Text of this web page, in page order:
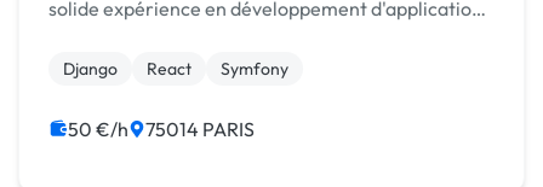
solide expérience en développement d'applications
étendu ses compétences vers le domaine de la
Django React Symfony
50 €/h 75014 PARIS